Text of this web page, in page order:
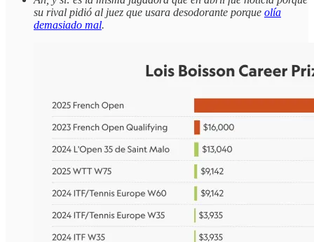
su rival pidió al juez que usara desodorante porque olía
demasiado mal.